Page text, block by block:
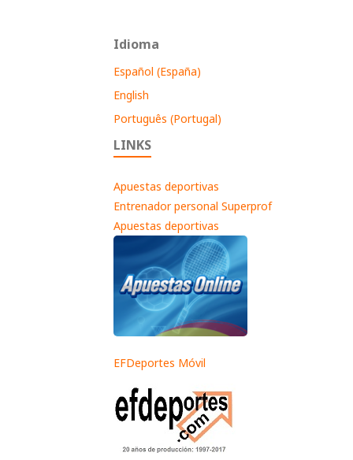
Idioma
Español (España)
English
Português (Portugal)
LINKS
Apuestas deportivas
Entrenador personal Superprof
Apuestas deportivas
EFDeportes Móvil